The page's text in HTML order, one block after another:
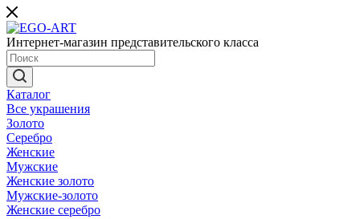
Интернет-магазин представительского класса
Каталог
Все украшения
Золото
Серебро
Женские
Мужские
Женские золото
Мужские-золото
Женские серебро